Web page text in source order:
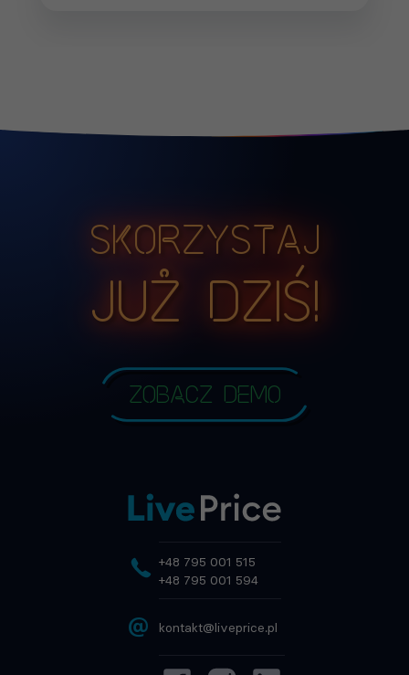
Skorzystaj
już dziś!
Zobacz demo
+48 795 001 515
+48 795 001 594
@ kontakt@liveprice.pl